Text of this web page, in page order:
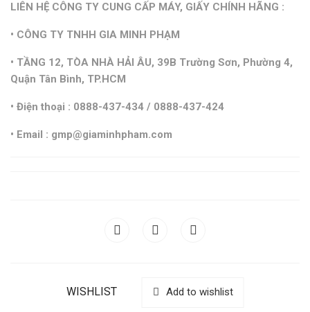
LIÊN HỆ CÔNG TY CUNG CẤP MÁY, GIẤY CHÍNH HÃNG :
• CÔNG TY TNHH GIA MINH PHẠM
• TẦNG 12, TÒA NHÀ HẢI ÂU, 39B Trường Sơn, Phường 4,
Quận Tân Bình, TP.HCM
• Điện thoại : 0888-437-434 / 0888-437-424
• Email : gmp@giaminhpham.com
WISHLIST Add to wishlist